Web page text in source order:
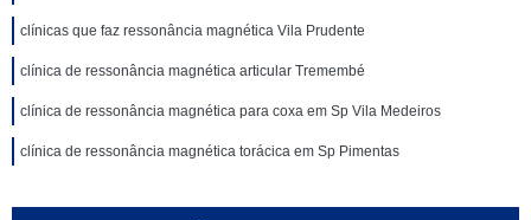
clínicas que faz ressonância magnética Vila Prudente
clínica de ressonância magnética articular Tremembé
clínica de ressonância magnética para coxa em Sp Vila Medeiros
clínica de ressonância magnética torácica em Sp Pimentas